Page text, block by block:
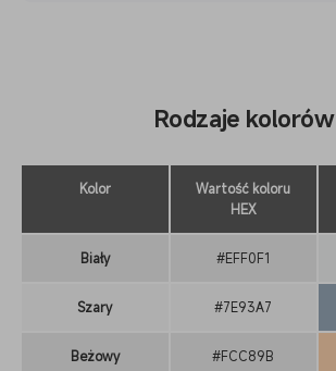
Rodzaje kolorów
Kolor
Wartość koloru
HEX
Biały #EFF0F1
Szary #7E93A7
Beżowy #FCC89B